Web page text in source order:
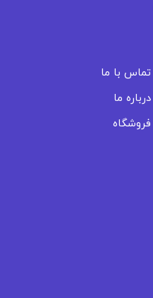
تماس با ما
درباره ما
فروشگاه